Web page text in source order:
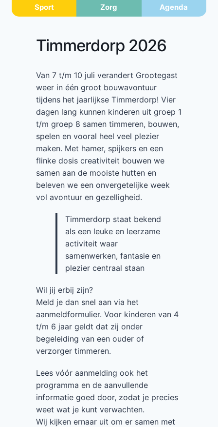
Sport Zorg Agenda
Timmerdorp 2026
Van 7 t/m 10 juli verandert Grootegast
weer in één groot bouwavontuur
tijdens het jaarlijkse Timmerdorp! Vier
dagen lang kunnen kinderen uit groep 1
t/m groep 8 samen timmeren, bouwen,
spelen en vooral heel veel plezier
maken. Met hamer, spijkers en een
flinke dosis creativiteit bouwen we
samen aan de mooiste hutten en
beleven we een onvergetelijke week
vol avontuur en gezelligheid.
Timmerdorp staat bekend
als een leuke en leerzame
activiteit waar
samenwerken, fantasie en
plezier centraal staan
Wil jij erbij zijn?
Meld je dan snel aan via het
aanmeldformulier. Voor kinderen van 4
t/m 6 jaar geldt dat zij onder
begeleiding van een ouder of
verzorger timmeren.
Lees vóór aanmelding ook het
programma en de aanvullende
informatie goed door, zodat je precies
weet wat je kunt verwachten.
Wij kijken ernaar uit om er samen met